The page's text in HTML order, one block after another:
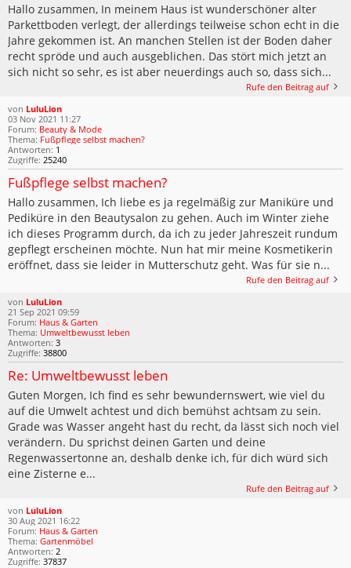
Hallo zusammen, In meinem Haus ist wunderschöner alter
Parkettboden verlegt, der allerdings teilweise schon echt in die
Jahre gekommen ist. An manchen Stellen ist der Boden daher
recht spröde und auch ausgeblichen. Das stört mich jetzt an
sich nicht so sehr, es ist aber neuerdings auch so, dass sich...
Rufe den Beitrag auf
von LuluLion
03 Nov 2021 11:27
Forum: Beauty & Mode
Thema: Fußpflege selbst machen?
Antworten: 1
Zugriffe: 25240
Fußpflege selbst machen?
Hallo zusammen, Ich liebe es ja regelmäßig zur Maniküre und
Pediküre in den Beautysalon zu gehen. Auch im Winter ziehe
ich dieses Programm durch, da ich zu jeder Jahreszeit rundum
gepflegt erscheinen möchte. Nun hat mir meine Kosmetikerin
eröffnet, dass sie leider in Mutterschutz geht. Was für sie n...
Rufe den Beitrag auf
von LuluLion
21 Sep 2021 09:59
Forum: Haus & Garten
Thema: Umweltbewusst leben
Antworten: 3
Zugriffe: 38800
Re: Umweltbewusst leben
Guten Morgen, Ich find es sehr bewundernswert, wie viel du
auf die Umwelt achtest und dich bemühst achtsam zu sein.
Grade was Wasser angeht hast du recht, da lässt sich noch viel
verändern. Du sprichst deinen Garten und deine
Regenwassertonne an, deshalb denke ich, für dich würd sich
eine Zisterne e...
Rufe den Beitrag auf
von LuluLion
30 Aug 2021 16:22
Forum: Haus & Garten
Thema: Gartenmöbel
Antworten: 2
Zugriffe: 37837